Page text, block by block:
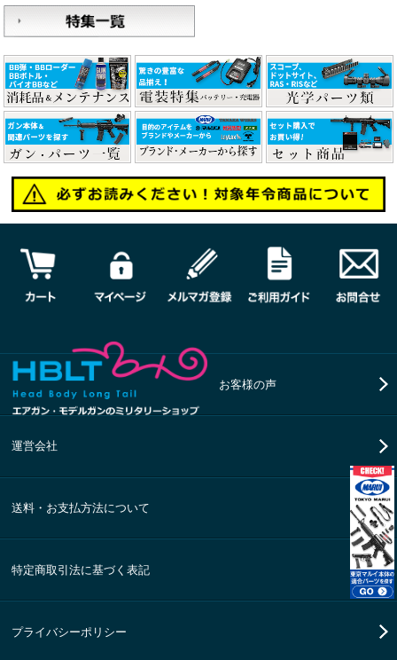
お客様の声
運営会社
送料・お支払方法について
特定商取引法に基づく表記
プライバシーポリシー